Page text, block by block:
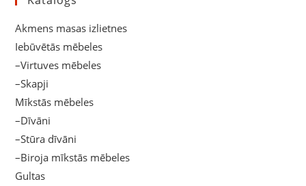
Akmens masas izlietnes
Iebūvētās mēbeles
–Virtuves mēbeles
–Skapji
Mīkstās mēbeles
–Dīvāni
–Stūra dīvāni
–Biroja mīkstās mēbeles
Gultas